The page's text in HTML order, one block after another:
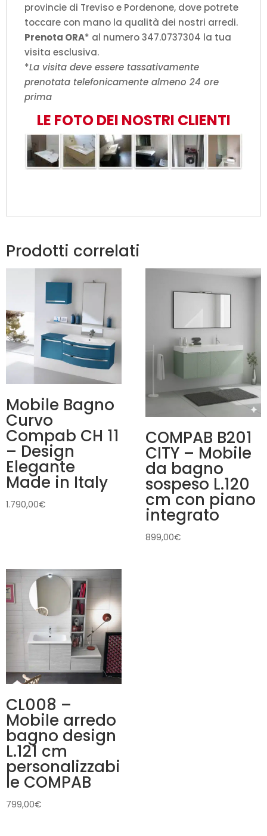
provincie di Treviso e Pordenone, dove potrete
toccare con mano la qualità dei nostri arredi.
Prenota ORA* al numero 347.0737304 la tua
visita esclusiva.
*La visita deve essere tassativamente
prenotata telefonicamente almeno 24 ore
prima
LE FOTO DEI NOSTRI CLIENTI
Prodotti correlati
Mobile Bagno
Curvo
Compab CH 11
– Design
Elegante
Made in Italy
1.790,00€
COMPAB B201
CITY – Mobile
da bagno
sospeso L.120
cm con piano
integrato
899,00€
CL008 –
Mobile arredo
bagno design
L.121 cm
personalizzabi
le COMPAB
799,00€